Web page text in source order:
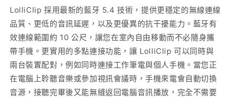
LolliClip 採用最新的藍牙 5.4 技術，提供更穩定的無線連線
品質、更低的音訊延遲，以及更優異的抗干擾能力。藍牙有
效連線範圍約 10 公尺，讓您在室內自由移動而不必隨身攜
帶手機。更實用的多點連接功能，讓 LolliClip 可以同時與
兩台裝置配對，例如同時連接工作筆電與個人手機。當您正
在電腦上聆聽音樂或參加視訊會議時，手機來電會自動切換
音源，接聽完畢後又能無縫返回電腦音訊播放，完全不需要